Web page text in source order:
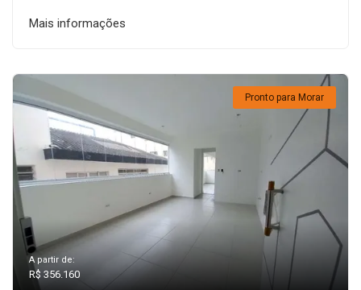
Mais informações
Pronto para Morar
A partir de:
R$ 356.160